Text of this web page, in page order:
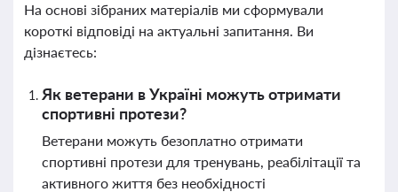
На основі зібраних матеріалів ми сформували
короткі відповіді на актуальні запитання. Ви
дізнаєтесь:
Як ветерани в Україні можуть отримати
спортивні протези?
Ветерани можуть безоплатно отримати
спортивні протези для тренувань, реабілітації та
активного життя без необхідності